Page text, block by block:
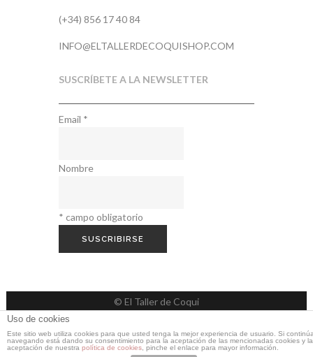
(+34) 856 17 40 84
INFO@ELTALLERDECOQUISHOP.COM
SUSCRÍBETE A LA NEWSLETTER
Email *
Nombre
* campo obligatorio
© El Taller de Coqui
Web realizada porPablo Cappay
Carolina SV
Uso de cookies
Este sitio web utiliza cookies para que usted tenga la mejor experiencia de usuario. Si
navegando está dando su consentimiento para la aceptación de las mencionadas cookies y la
aceptación de nuestra política de cookies , pinche el enlace para mayor información.